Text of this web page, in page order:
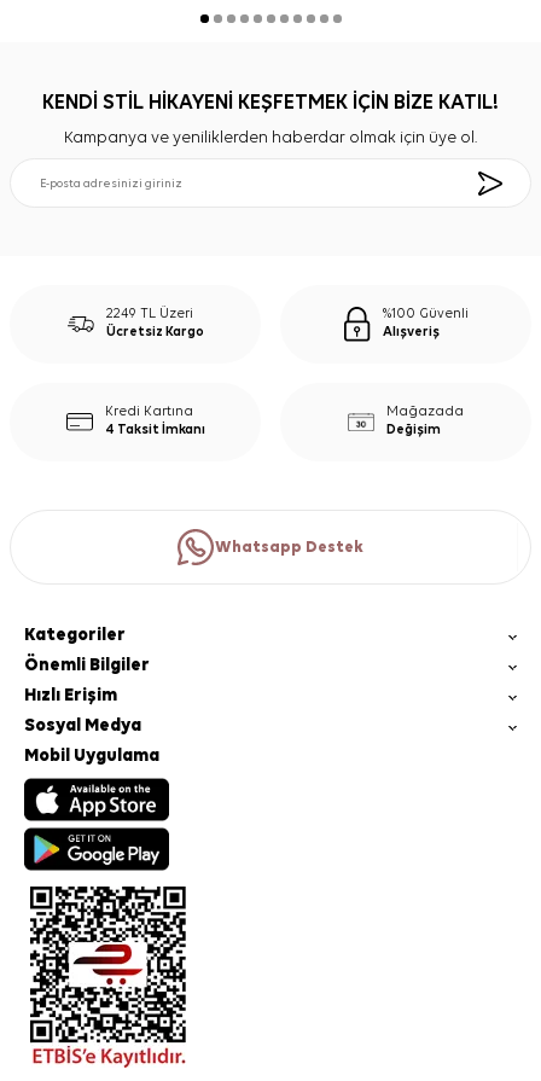
KENDİ STİL HİKAYENİ KEŞFETMEK İÇİN BİZE KATIL!
Kampanya ve yeniliklerden haberdar olmak için üye ol.
2249 TL Üzeri
Ücretsiz Kargo
%100 Güvenli
Alışveriş
Kredi Kartına
4 Taksit İmkanı
Mağazada
Değişim
Whatsapp Destek
Kategoriler
Önemli Bilgiler
Hızlı Erişim
Sosyal Medya
Mobil Uygulama